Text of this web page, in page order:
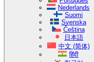
Nederlands
Suomi
Svenska
Čeština
日本語
中文 (简体)
हिंदी